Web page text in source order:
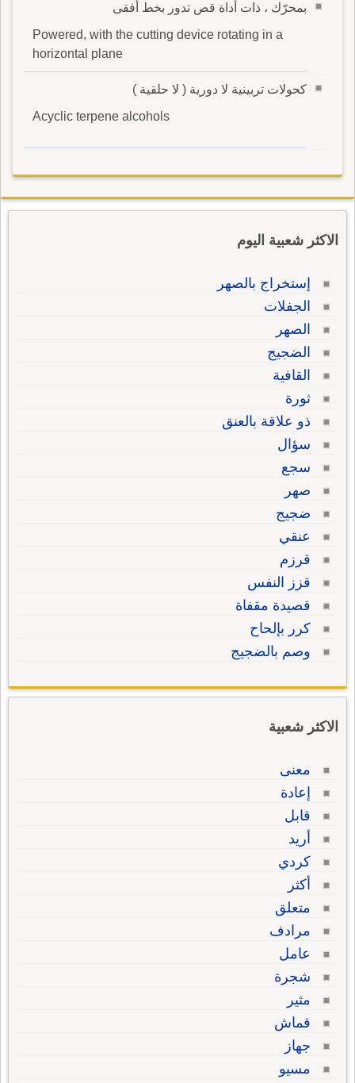
بمحرّك ، ذات أداة قص تدور بخط أفقى
Powered, with the cutting device rotating in a
horizontal plane
كحولات تربينية لا دورية ( لا حلقية )
Acyclic terpene alcohols
الاكثر شعبية اليوم
إستخراج بالصهر
الجفلات
الصهر
الضجيج
القافية
ثورة
ذو علاقة بالعنق
سؤال
سجع
صهر
ضجيج
عنقي
قرزم
قزز النفس
قصيدة مقفاة
كرر بإلحاح
وصم بالضجيج
الاكثر شعبية
معنى
إعادة
قابل
أريد
كردي
أكثر
متعلق
مرادف
عامل
شجرة
مثير
قماش
جهاز
مسيو